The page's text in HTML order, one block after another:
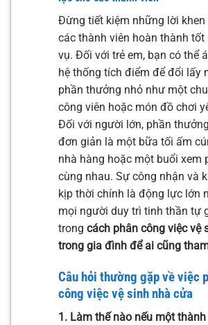
Đừng tiết kiệm những lời khen
các thành viên hoàn thành tốt
vụ. Đối với trẻ em, bạn có thể
hệ thống tích điểm để đổi lấy
phần thưởng nhỏ như một
công viên hoặc món đồ chơi
Đối với người lớn, phần
đơn giản là một bữa tối ấm
nhà hàng hoặc một buổi xem
cùng nhau. Sự công nhận và
kịp thời chính là động lực lớn
mọi người duy trì tinh thần tự
trong cách phân công việc vệ
trong gia đình để ai cũng
Câu hỏi thường gặp về việc
công việc vệ sinh nhà cửa
1. Làm thế nào nếu một